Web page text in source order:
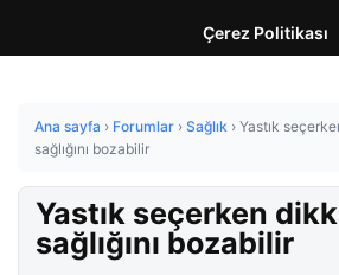
Çerez Politikası
Ana sayfa › Forumlar › Sağlık › Yastık
sağlığını bozabilir
Yastık seçerken
sağlığını bozabilir